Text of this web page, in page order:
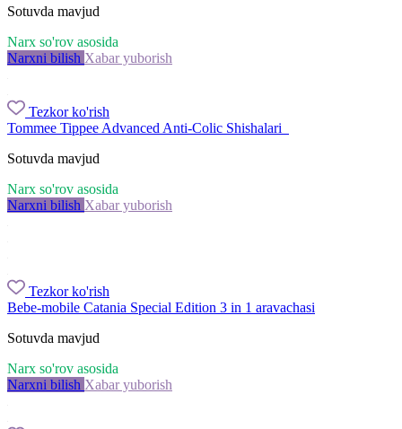
Sotuvda mavjud
Narx so'rov asosida
Narxni bilish Xabar yuborish
Tezkor ko'rish
Tommee Tippee Advanced Anti-Colic Shishalari
Sotuvda mavjud
Narx so'rov asosida
Narxni bilish Xabar yuborish
Tezkor ko'rish
Bebe-mobile Catania Special Edition 3 in 1 aravachasi
Sotuvda mavjud
Narx so'rov asosida
Narxni bilish Xabar yuborish